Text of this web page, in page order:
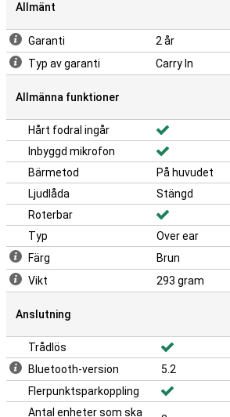
Allmänt
Garanti
2 år
Typ av garanti
Carry In
Allmänna funktioner
Hårt fodral ingår
Inbyggd mikrofon
Bärmetod
På huvudet
Ljudlåda
Stängd
Roterbar
Typ
Over ear
Färg
Brun
Vikt
293 gram
Anslutning
Trådlös
Bluetooth-version
5.2
Flerpunktsparkoppling
Antal enheter som ska